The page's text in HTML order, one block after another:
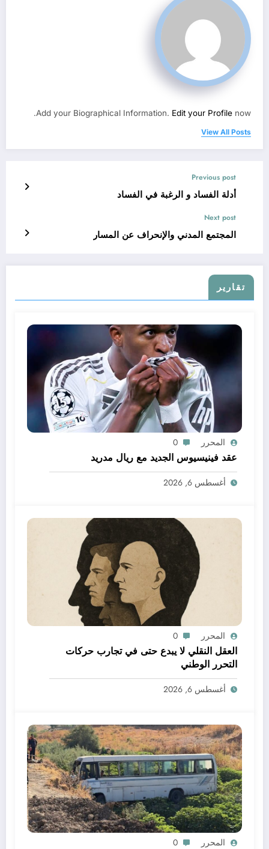
Add your Biographical Information. Edit your Profile now.
View All Posts
Previous post
أدلة الفساد و الرغبة في الفساد
Next post
المجتمع المدني والإنحراف عن المسار
تقارير
المحرر 0
عقد فينيسيوس الجديد مع ريال مدريد
أغسطس 6, 2026
المحرر 0
العقل النقلي لا يبدع حتى في تجارب حركات
التحرر الوطني
أغسطس 6, 2026
المحرر 0